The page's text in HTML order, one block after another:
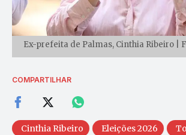
Ex-prefeita de Palmas, Cinthia Ribeiro |
COMPARTILHAR
Cinthia Ribeiro Eleições 2026